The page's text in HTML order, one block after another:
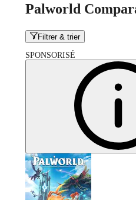
Palworld
Filtrer & trier
SPONSORISÉ